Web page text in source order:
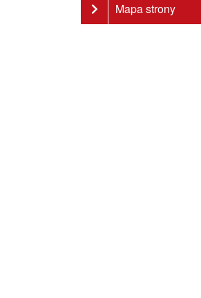
Mapa strony